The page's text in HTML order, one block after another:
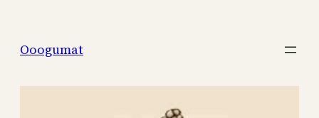
содержимому
Ooogumat